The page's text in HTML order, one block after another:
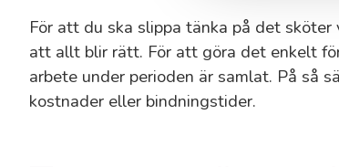
För att du ska slippa tänka på det
att allt blir rätt. För att göra det enkelt
arbete under perioden är samlat. På så
kostnader eller bindningstider.